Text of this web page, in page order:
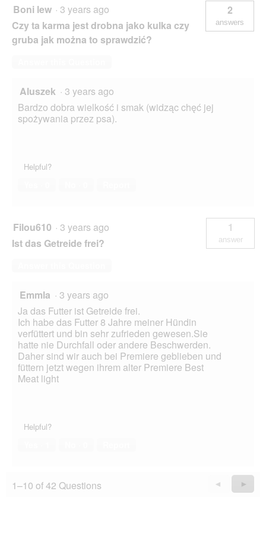
Boni lew · 3 years ago
Czy ta karma jest drobna jako kulka czy
gruba jak można to sprawdzić?
2
answers
Aluszek · 3 years ago
Bardzo dobra wielkość i smak (widząc chęć jej
spożywania przez psa).
Helpful?
Filou610 · 3 years ago
Ist das Getreide frei?
1
answer
Emmla · 3 years ago
Ja das Futter ist Getreide frei.
Ich habe das Futter 8 Jahre meiner Hündin
verfüttert und bin sehr zufrieden gewesen.Sie
hatte nie Durchfall oder andere Beschwerden.
Daher sind wir auch bei Premiere geblieben und
füttern jetzt wegen ihrem alter Premiere Best
Meat light
Helpful?
1–10 of 42 Questions
Previous
Questions
◄
Next
►